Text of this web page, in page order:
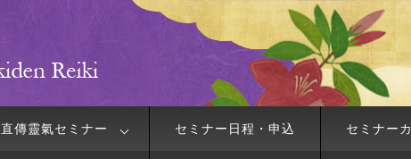
直傳靈氣セミナー セミナー日程・申込 セミナー